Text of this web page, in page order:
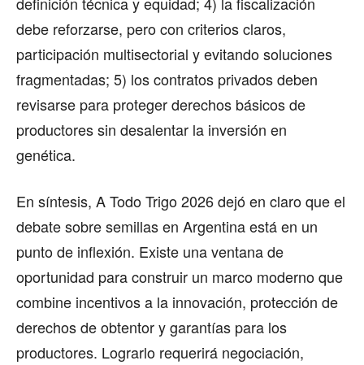
debe reforzarse, pero con criterios claros,
participación multisectorial y evitando soluciones
fragmentadas; 5) los contratos privados deben
revisarse para proteger derechos básicos de
productores sin desalentar la inversión en
genética.
En síntesis, A Todo Trigo 2026 dejó en claro que el
debate sobre semillas en Argentina está en un
punto de inflexión. Existe una ventana de
oportunidad para construir un marco moderno que
combine incentivos a la innovación, protección de
derechos de obtentor y garantías para los
productores. Lograrlo requerirá negociación,